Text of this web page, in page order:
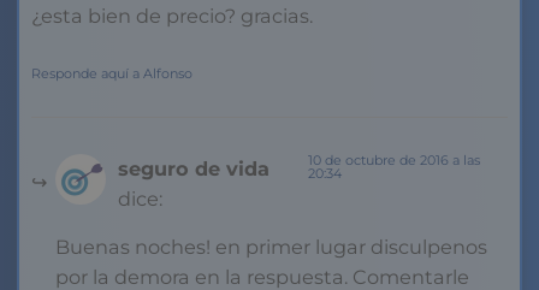
¿esta bien de precio? gracias.
Responde aquí a Alfonso
seguro de vida
dice:
10 de octubre de 2016 a las
20:34
Buenas noches! en primer lugar disculpenos
por la demora en la respuesta. Comentarle